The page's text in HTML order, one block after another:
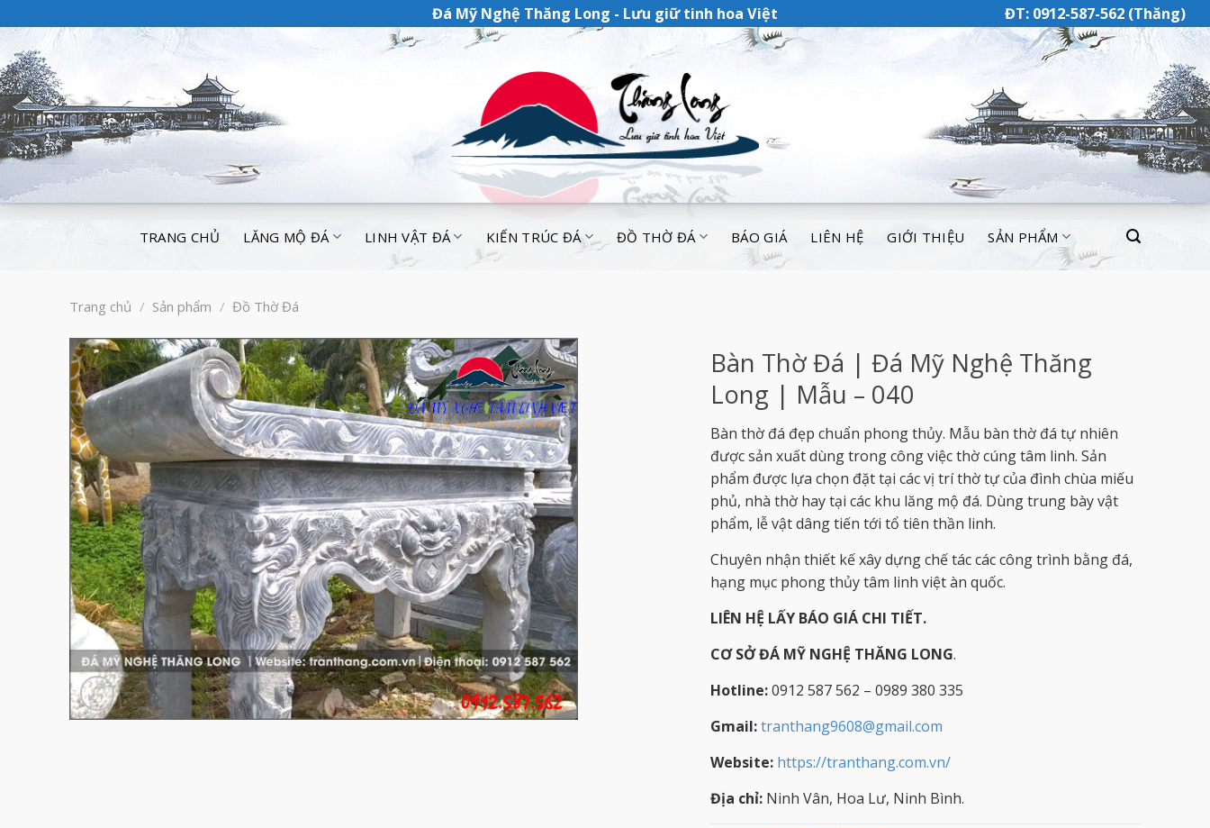
Đá Mỹ Nghệ Thăng Long - Lưu giữ tinh hoa Việt ĐT: 0912-587-562 (Thăng)
TRANG CHỦ LĂNG MỘ ĐÁ LINH VẬT ĐÁ KIẾN TRÚC ĐÁ ĐỒ THỜ ĐÁ BÁO GIÁ LIÊN HỆ GIỚI THIỆU SẢN PHẨM
Trang chủ / Sản phẩm / Đồ Thờ Đá
Bàn Thờ Đá | Đá Mỹ Nghệ Thăng
Long | Mẫu – 040
Bàn thờ đá đẹp chuẩn phong thủy. Mẫu bàn thờ đá tự nhiên
được sản xuất dùng trong công việc thờ cúng tâm linh. Sản
phẩm được lựa chọn đặt tại các vị trí thờ tự của đình chùa miếu
phủ, nhà thờ hay tại các khu lăng mộ đá. Dùng trung bày vật
phẩm, lễ vật dâng tiến tới tổ tiên thần linh.
Chuyên nhận thiết kế xây dựng chế tác các công trình bằng đá,
hạng mục phong thủy tâm linh việt àn quốc.
LIÊN HỆ LẤY BÁO GIÁ CHI TIẾT.
CƠ SỞ ĐÁ MỸ NGHỆ THĂNG LONG.
Hotline:0912 587 562 – 0989 380 335
Gmail:tranthang9608@gmail.com
Website: https://tranthang.com.vn/
Địa chỉ:Ninh Vân, Hoa Lư, Ninh Bình.